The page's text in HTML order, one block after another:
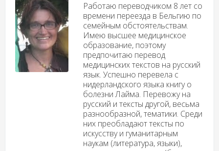
Работаю переводчиком 8 лет со
времени переезда в Бельгию по
семейным обстоятельствам.
Имею высшее медицинское
образование, поэтому
предпочитаю перевод
медицинских текстов на русский
язык. Успешно перевела с
нидерландского языка книгу о
болезни Лайма. Перевожу на
русский и тексты другой, весьма
разнообразной, тематики. Среди
них преобладают тексты по
искусству и гуманитарным
наукам (литература, языки),